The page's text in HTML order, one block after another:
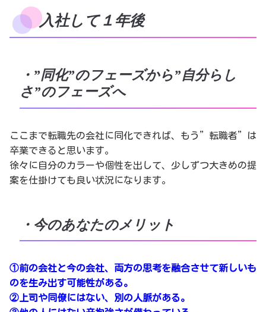
入社して１年後
・”同化”のフェーズから”自分らし
さ”のフェーズへ
ここまで転職先の会社に同化できれば、もう”転職者”は
卒業できると思います。
徐々に自分のカラーや個性を出して、少しずつ大きめの提
案を仕掛けても良い状況になります。
・今のあなたのメリット
①前の会社と今の会社、両方の思考を融合させて新しいも
のを生み出す可能性がある。
②上司や同僚にはない、別の人脈がある。